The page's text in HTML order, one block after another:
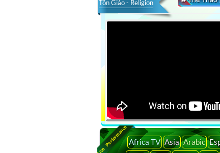
Tôn Giáo - Religion
Live PerformanceAfrica TV Asia Arabic